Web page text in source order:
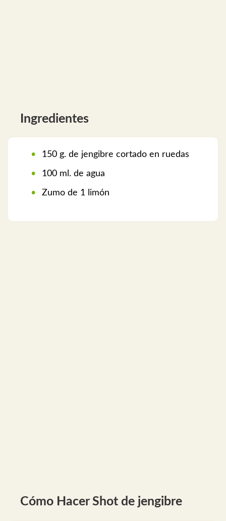
Ingredientes
150 g. de jengibre cortado en ruedas
100 ml. de agua
Zumo de 1 limón
Cómo Hacer Shot de jengibre